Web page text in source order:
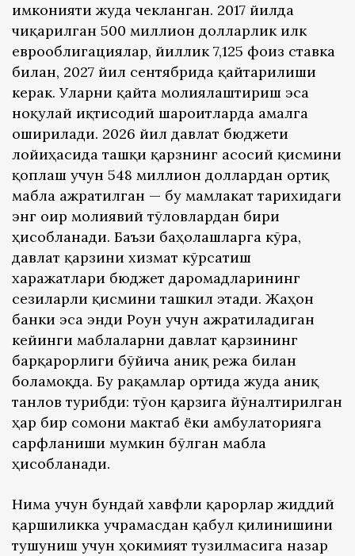
имконияти жуда чекланган. 2017 йилда
чиқарилган 500 миллион долларлик илк
еврооблигациялар, йиллик 7,125 фоиз ставка
билан, 2027 йил сентябрида қайтарилиши
керак. Уларни қайта молиялаштириш эса
ноқулай иқтисодий шароитларда амалга
оширилади. 2026 йил давлат бюджети
лойиҳасида ташқи қарзнинг асосий қисмини
қоплаш учун 548 миллион доллардан ортиқ
маблағ ажратилган — бу мамлакат тарихидаги
энг оғир молиявий тўловлардан бири
ҳисобланади. Баъзи баҳолашларга кўра,
давлат қарзини хизмат кўрсатиш
харажатлари бюджет даромадларининг
сезиларли қисмини ташкил этади. Жаҳон
банки эса энди Роғун учун ажратиладиган
кейинги маблағларни давлат қарзининг
барқарорлиги бўйича аниқ режа билан
боғламоқда. Бу рақамлар ортида жуда аниқ
танлов турибди: тўғон қарзига йўналтирилган
ҳар бир сомони мактаб ёки амбулаторияга
сарфланиши мумкин бўлган маблағ
ҳисобланади.
Нима учун бундай хавфли қарорлар жиддий
қаршиликка учрамасдан қабул қилинишини
тушуниш учун ҳокимият тузилмасига назар